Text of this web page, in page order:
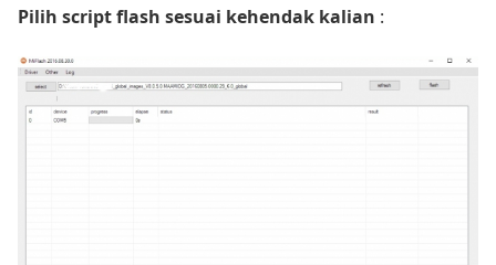
Pilih script flash sesuai kehendak kalian :